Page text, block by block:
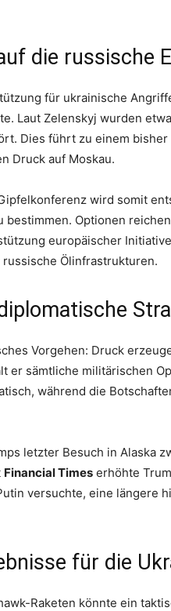
die russische
für ukrainische
Laut Zelenskyj wurden
Dies führt zu einem
Druck auf Moskau.
wird somit
Optionen
europäischer
Ölinfrastrukturen.
Vorgehen: Druck
er sämtliche militärischen
während die
letzter Besuch in Alaska
Financial Times erhöhte
versuchte, eine längere
für die
Raketen könnte ein